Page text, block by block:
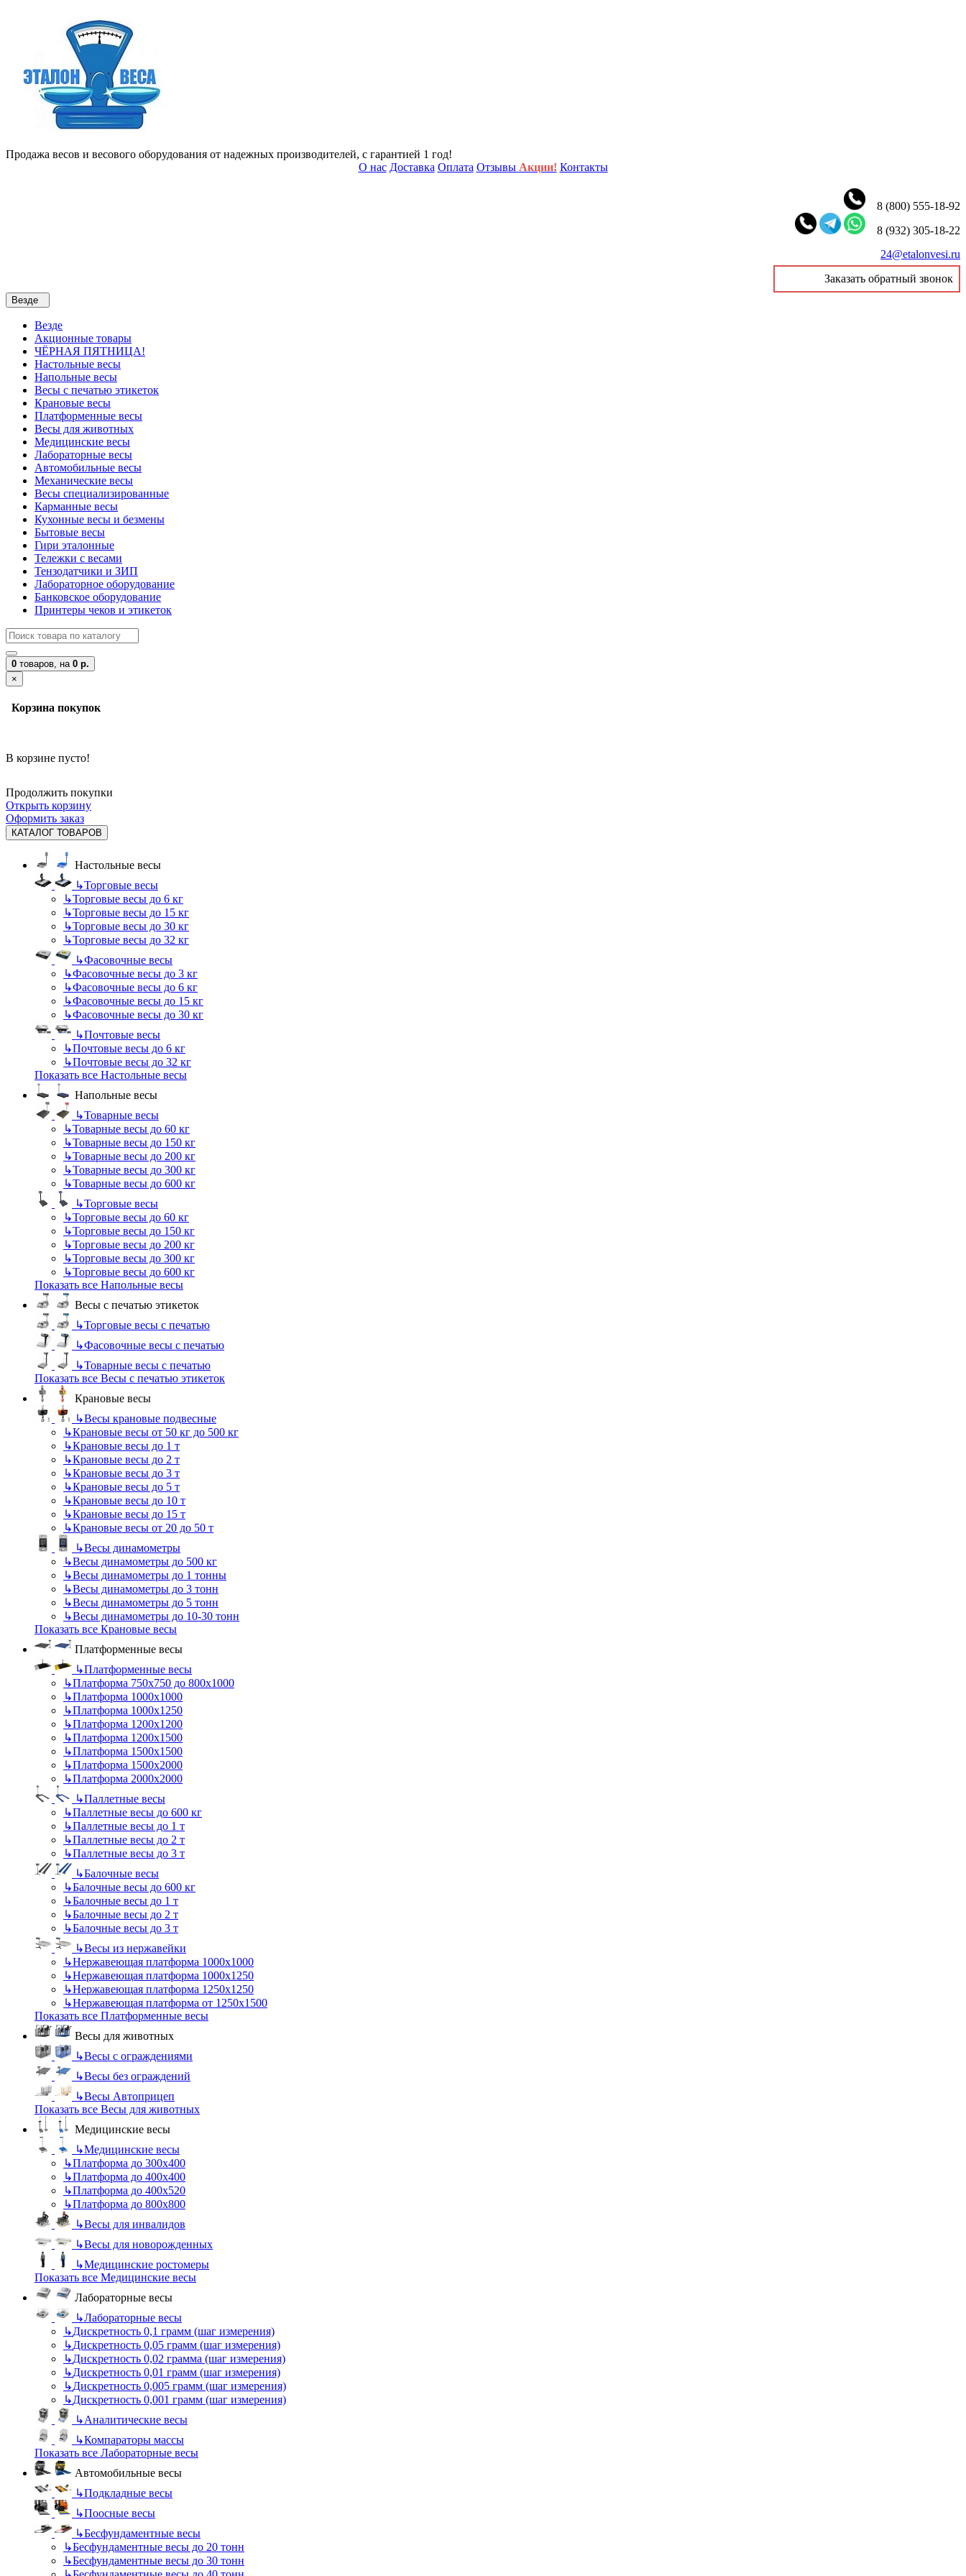
Продажа весов и весового оборудования от надежных производителей, с гарантией 1 год!
О нас Доставка Оплата Отзывы Акции! Контакты
8 (800) 555-18-92
8 (932) 305-18-22
24@etalonvesi.ru
Заказать обратный звонок
Везде
Везде
Акционные товары
ЧЁРНАЯ ПЯТНИЦА!
Настольные весы
Напольные весы
Весы с печатью этикеток
Крановые весы
Платформенные весы
Весы для животных
Медицинские весы
Лабораторные весы
Автомобильные весы
Механические весы
Весы специализированные
Карманные весы
Кухонные весы и безмены
Бытовые весы
Гири эталонные
Тележки с весами
Тензодатчики и ЗИП
Лабораторное оборудование
Банковское оборудование
Принтеры чеков и этикеток
0 товаров, на 0 р.
×
Корзина покупок
В корзине пусто!
Продолжить покупки
Открыть корзину
Оформить заказ
КАТАЛОГ ТОВАРОВ
Настольные весы
↳Торговые весы
↳Торговые весы до 6 кг
↳Торговые весы до 15 кг
↳Торговые весы до 30 кг
↳Торговые весы до 32 кг
↳Фасовочные весы
↳Фасовочные весы до 3 кг
↳Фасовочные весы до 6 кг
↳Фасовочные весы до 15 кг
↳Фасовочные весы до 30 кг
↳Почтовые весы
↳Почтовые весы до 6 кг
↳Почтовые весы до 32 кг
Показать все Настольные весы
Напольные весы
↳Товарные весы
↳Товарные весы до 60 кг
↳Товарные весы до 150 кг
↳Товарные весы до 200 кг
↳Товарные весы до 300 кг
↳Товарные весы до 600 кг
↳Торговые весы
↳Торговые весы до 60 кг
↳Торговые весы до 150 кг
↳Торговые весы до 200 кг
↳Торговые весы до 300 кг
↳Торговые весы до 600 кг
Показать все Напольные весы
Весы с печатью этикеток
↳Торговые весы с печатью
↳Фасовочные весы с печатью
↳Товарные весы с печатью
Показать все Весы с печатью этикеток
Крановые весы
↳Весы крановые подвесные
↳Крановые весы от 50 кг до 500 кг
↳Крановые весы до 1 т
↳Крановые весы до 2 т
↳Крановые весы до 3 т
↳Крановые весы до 5 т
↳Крановые весы до 10 т
↳Крановые весы до 15 т
↳Крановые весы от 20 до 50 т
↳Весы динамометры
↳Весы динамометры до 500 кг
↳Весы динамометры до 1 тонны
↳Весы динамометры до 3 тонн
↳Весы динамометры до 5 тонн
↳Весы динамометры до 10-30 тонн
Показать все Крановые весы
Платформенные весы
↳Платформенные весы
↳Платформа 750х750 до 800х1000
↳Платформа 1000х1000
↳Платформа 1000х1250
↳Платформа 1200х1200
↳Платформа 1200х1500
↳Платформа 1500х1500
↳Платформа 1500х2000
↳Платформа 2000х2000
↳Паллетные весы
↳Паллетные весы до 600 кг
↳Паллетные весы до 1 т
↳Паллетные весы до 2 т
↳Паллетные весы до 3 т
↳Балочные весы
↳Балочные весы до 600 кг
↳Балочные весы до 1 т
↳Балочные весы до 2 т
↳Балочные весы до 3 т
↳Весы из нержавейки
↳Нержавеющая платформа 1000х1000
↳Нержавеющая платформа 1000х1250
↳Нержавеющая платформа 1250х1250
↳Нержавеющая платформа от 1250х1500
Показать все Платформенные весы
Весы для животных
↳Весы с ограждениями
↳Весы без ограждений
↳Весы Автоприцеп
Показать все Весы для животных
Медицинские весы
↳Медицинские весы
↳Платформа до 300х400
↳Платформа до 400х400
↳Платформа до 400х520
↳Платформа до 800х800
↳Весы для инвалидов
↳Весы для новорожденных
↳Медицинские ростомеры
Показать все Медицинские весы
Лабораторные весы
↳Лабораторные весы
↳Дискретность 0,1 грамм (шаг измерения)
↳Дискретность 0,05 грамм (шаг измерения)
↳Дискретность 0,02 грамма (шаг измерения)
↳Дискретность 0,01 грамм (шаг измерения)
↳Дискретность 0,005 грамм (шаг измерения)
↳Дискретность 0,001 грамм (шаг измерения)
↳Аналитические весы
↳Компараторы массы
Показать все Лабораторные весы
Автомобильные весы
↳Подкладные весы
↳Поосные весы
↳Бесфундаментные весы
↳Бесфундаментные весы до 20 тонн
↳Бесфундаментные весы до 30 тонн